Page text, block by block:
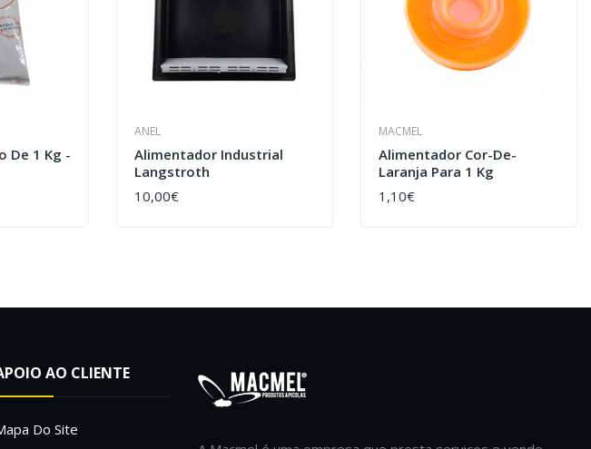
De 1 Kg -
ANEL
Alimentador Industrial
Langstroth
10,00€
COMPRAR
MACMEL
Alimentador Cor-De-
Laranja Para 1 Kg
1,10€
COMPRAR
AO CLIENTE
Do Site